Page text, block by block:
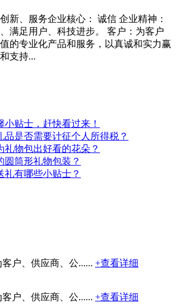
新、服务企业核心： 诚信 企业精神：
满足用户、科技进步。 客户：为客户
的专业化产品和服务，以真诚和实力赢
支持...
贴士，赶快看过来！
品是否需要计征个人所得税？
礼物包出好看的花朵？
圆筒形礼物包装？
礼有哪些小贴士？
户、供应商、公...... +查看详细
户、供应商、公...... +查看详细